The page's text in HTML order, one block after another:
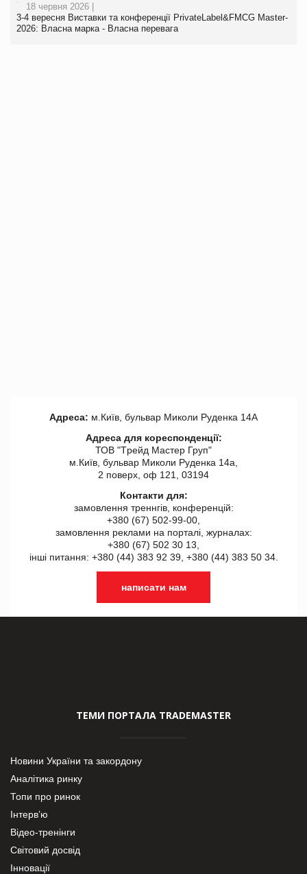
18 червня 2026 |
3-4 вересня Виставки та конференції PrivateLabel&FMCG Master-
2026: Власна марка - Власна перевага
Адреса: м.Київ, бульвар Миколи Руденка 14А
Адреса для кореспонденції:
ТОВ "Tрейд Мастер Груп"
м.Київ, бульвар Миколи Руденка 14а,
2 поверх, оф 121, 03194
Контакти для:
замовлення треннгів, конференцій:
+380 (67) 502-99-00,
замовлення реклами на порталі, журналах:
+380 (67) 502 30 13,
інші питання: +380 (44) 383 92 39, +380 (44) 383 50 34.
написати нам
ТЕМИ ПОРТАЛА TRADEMASTER
Новини України та закордону
Аналітика ринку
Топи про ринок
Інтерв’ю
Відео-тренінги
Світовий досвід
Інновації